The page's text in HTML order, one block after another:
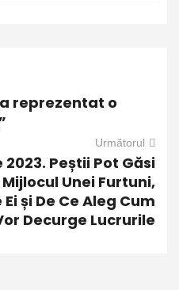
reprezentat o
Următorul
2023. Peștii Pot Găsi
Unei Furtuni,
și De Ce Aleg Cum
Decurge Lucrurile